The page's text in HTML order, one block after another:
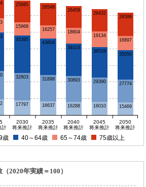
17797 16637 16288 16010 15469
32803 31898 30893 29390 27774
45395
43604
39103
36528
35050
15968
16257
18604
19134
16897
25885 26548
26459
26432
28399
計
2030
将来推計
2035
将来推計
2040
将来推計
2045
将来推計
2050
将来推計
歳 40～64歳 65～74歳 75歳以上
2020年実績＝100）